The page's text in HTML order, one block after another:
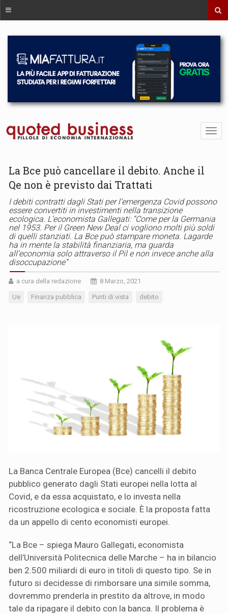
La Bce può cancellare il debito. Anche il
Qe non è previsto dai Trattati
I debiti contratti dagli Stati per l’emergenza Covid possono
essere convertiti in investimenti nella transizione
ecologica. L’economista Gallegati: “Come per la Germania
nel 1953. Per il Green New Deal ci vogliono molti più soldi
di quelli stanziati. La Bce può stampare moneta. Lagarde
ha in mente la stabilità finanziaria, ma guarda
all’economia solo attraverso il Pil e non invece anche alla
disoccupazione”
a cura della redazione 8 Marzo, 2021
Ue Finanza pubblica Punti di vista debito
La Banca Centrale Europea (Bce) cancelli il debito
pubblico generato dagli Stati europei nella lotta al
Covid, e da essa acquistato, e lo investa nella
ricostruzione ecologica e sociale. È la proposta fatta
da un appello di cento economisti europei.
“La Bce – spiega Mauro Gallegati, economista
dell’Università Politecnica delle Marche – ha in bilancio
ben 2.500 miliardi di euro in titoli di questo tipo. Se in
futuro si decidesse di rimborsare una simile somma,
dovremmo prenderla in prestito da altrove, in modo
tale da ripagare il debito con la banca. Il problema è